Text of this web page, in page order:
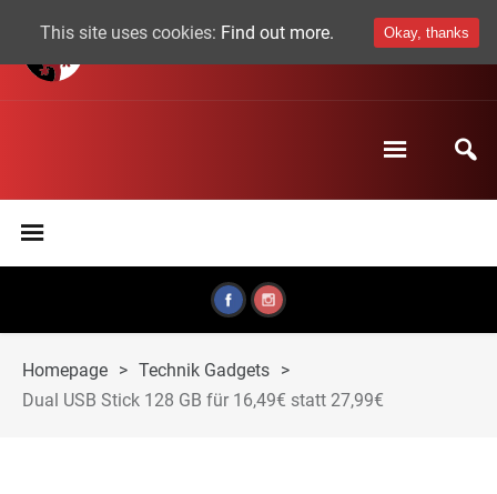
Homepage > Technik Gadgets >
Dual USB Stick 128 GB für 16,49€ statt 27,99€
This site uses cookies: Find out more. Okay, thanks